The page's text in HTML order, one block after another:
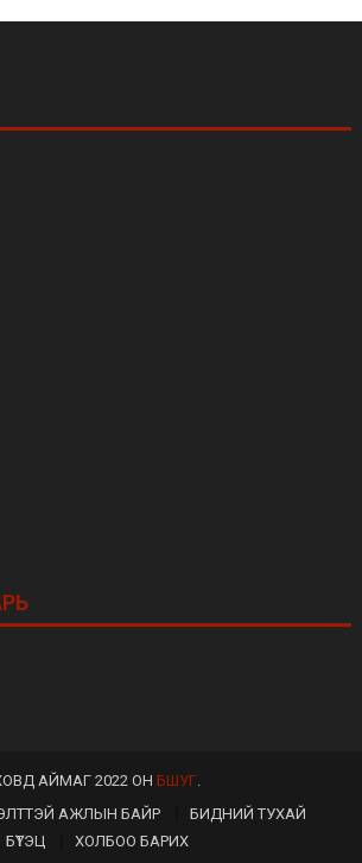
АЙМАГ 2022 ОН БШУГ.
АЖЛЫН БАЙР
БИДНИЙ ТУХАЙ
БҮТЭЦ
ХОЛБОО БАРИХ